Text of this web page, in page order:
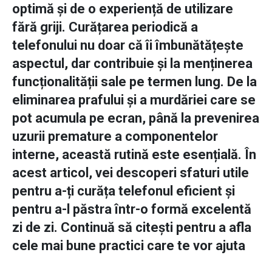
optimă și de o experiență de utilizare
fără griji. Curățarea periodică a
telefonului nu doar că îi îmbunătățește
aspectul, dar contribuie și la menținerea
funcționalității sale pe termen lung. De la
eliminarea prafului și a murdăriei care se
pot acumula pe ecran, până la prevenirea
uzurii premature a componentelor
interne, această rutină este esențială. În
acest articol, vei descoperi sfaturi utile
pentru a-ți curăța telefonul eficient și
pentru a-l păstra într-o formă excelentă
zi de zi. Continuă să citești pentru a afla
cele mai bune practici care te vor ajuta